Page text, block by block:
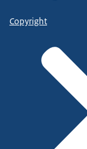
Copyright